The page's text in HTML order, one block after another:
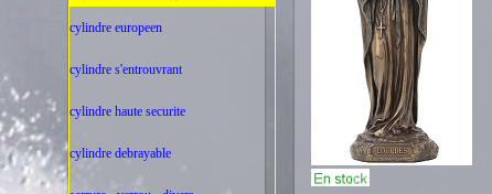
cylindre europeen
cylindre s'entrouvrant
cylindre haute securite
cylindre debrayable